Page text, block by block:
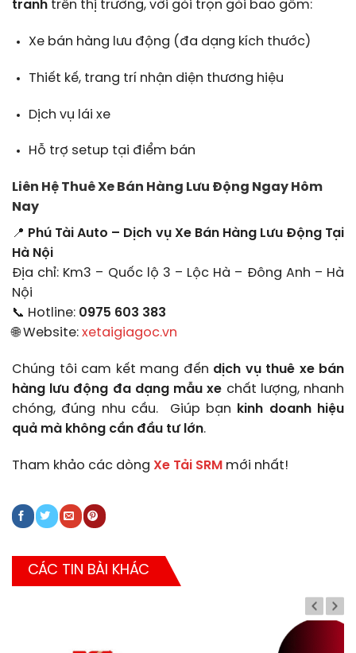
tranh trên thị trường, với gói trọn gói bao gồm:
Xe bán hàng lưu động (đa dạng kích thước)
Thiết kế, trang trí nhận diện thương hiệu
Dịch vụ lái xe
Hỗ trợ setup tại điểm bán
Liên Hệ Thuê Xe Bán Hàng Lưu Động Ngay Hôm
Nay
📍 Phú Tài Auto – Dịch vụ Xe Bán Hàng Lưu Động Tại
Hà Nội
Địa chỉ: Km3 – Quốc lộ 3 – Lộc Hà – Đông Anh – Hà
Nội
📞 Hotline: 0975 603 383
🌐 Website: xetaigiagoc.vn
Chúng tôi cam kết mang đến dịch vụ thuê xe bán
hàng lưu động đa dạng mẫu xe chất lượng, nhanh
chóng, đúng nhu cầu. Giúp bạn
kinh doanh hiệu
quả mà không cần đầu tư lớn.
Tham khảo các dòng Xe Tải SRM mới nhất!
CÁC TIN BÀI KHÁC